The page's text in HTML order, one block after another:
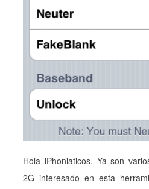
Hola iPhoniaticos, Ya son
2G interesado en esta